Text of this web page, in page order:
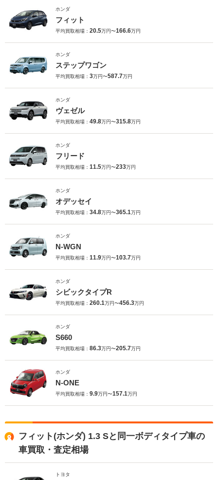
ホンダ
フィット
平均買取相場： 20.5万円〜166.6万円
ホンダ
ステップワゴン
平均買取相場： 3万円〜587.7万円
ホンダ
ヴェゼル
平均買取相場： 49.8万円〜315.8万円
ホンダ
フリード
平均買取相場： 11.5万円〜233万円
ホンダ
オデッセイ
平均買取相場： 34.8万円〜365.1万円
ホンダ
N-WGN
平均買取相場： 11.9万円〜103.7万円
ホンダ
シビックタイプR
平均買取相場： 260.1万円〜456.3万円
ホンダ
S660
平均買取相場： 86.3万円〜205.7万円
ホンダ
N-ONE
平均買取相場： 9.9万円〜157.1万円
フィット(ホンダ) 1.3 Sと同一ボディタイプ車の
車買取・査定相場
トヨタ